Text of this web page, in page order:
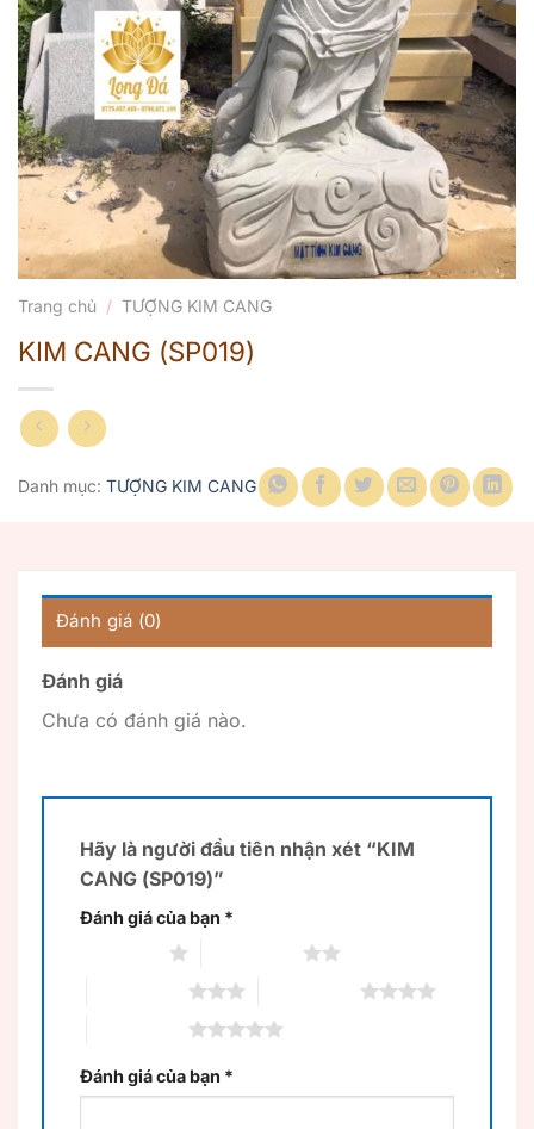
Trang chủ / TƯỢNG KIM CANG
KIM CANG (SP019)
Danh mục: TƯỢNG KIM CANG
Đánh giá (0)
Đánh giá
Chưa có đánh giá nào.
Hãy là người đầu tiên nhận xét “KIM
CANG (SP019)”
Đánh giá của bạn *
Đánh giá của bạn *